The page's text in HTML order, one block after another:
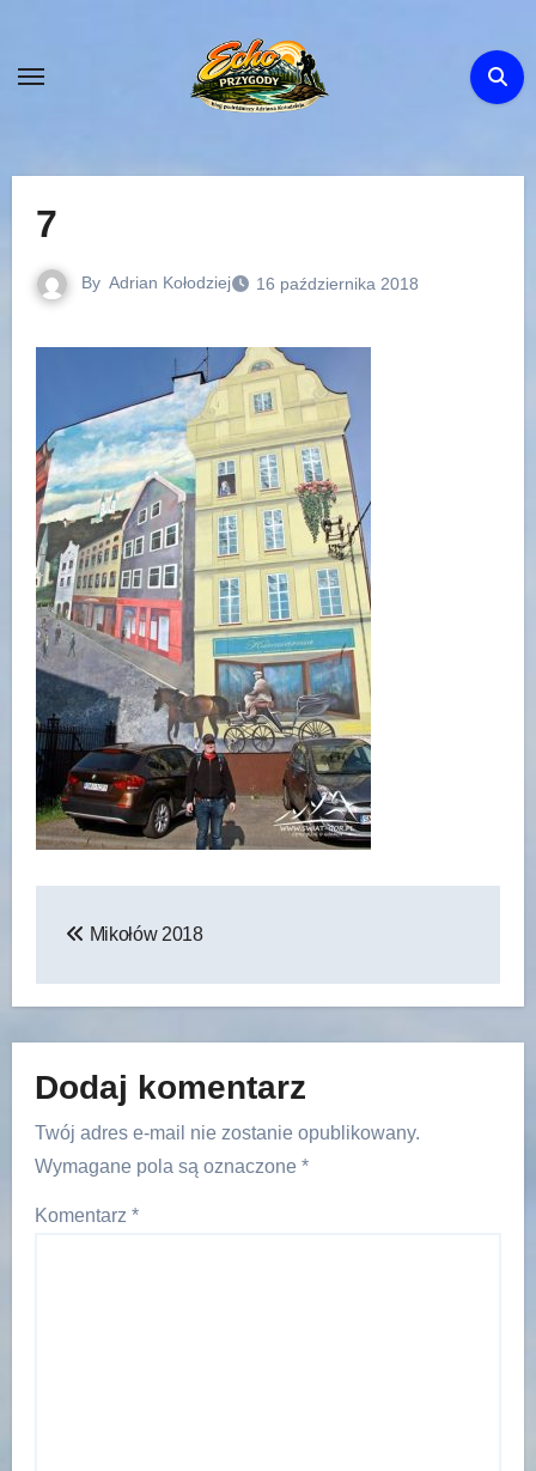
content
7
By Adrian Kołodziej 16 października 2018
Mikołów 2018
Dodaj komentarz
Twój adres e-mail nie zostanie opublikowany.
Wymagane pola są oznaczone *
Komentarz *